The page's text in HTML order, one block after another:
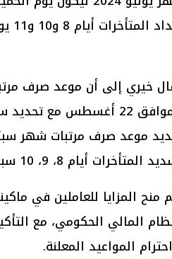
المتأخرات أيام 8 و10 و11 يوليو.
المتأخرات أيام 8، 9، 10 سبتمبر.
منح المزايا للعاملين في
المالي الحكومي، مع
المواعيد المعلنة.